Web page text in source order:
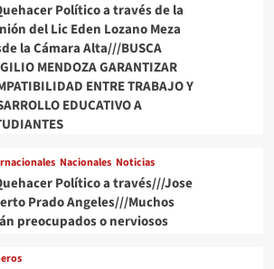
Político a través de la
del Lic Eden Lozano Meza
la Cámara Alta///BUSCA
MENDOZA GARANTIZAR
ENTRE TRABAJO Y
EDUCATIVO A
Nacionales Noticias
Político a través///Jose
Prado Angeles///Muchos
preocupados o nerviosos